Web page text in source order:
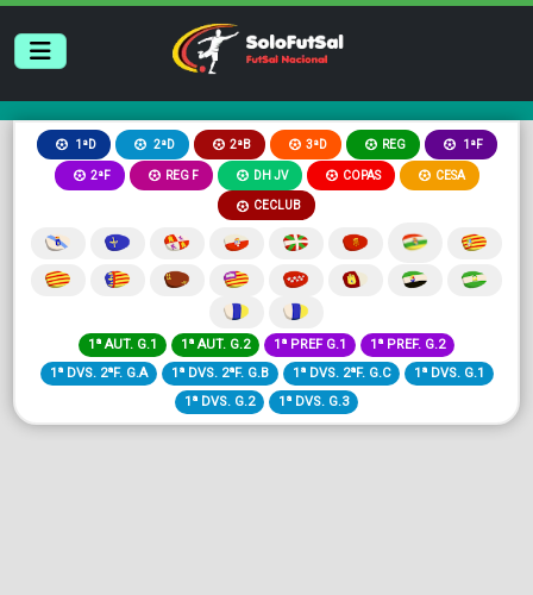
1ªD 2ªD 2ªB 3ªD REG 1ªF
2ªF REG F DH JV COPAS CESA
CECLUB
1ª AUT. G.1 1ª AUT. G.2 1ª PREF G.1
1ª PREF. G.2
1ª DVS. 2ªF. G.A
1ª DVS. 2ªF. G.B 1ª DVS. 2ªF. G.C
1ª DVS. G.1
1ª DVS. G.2
1ª DVS. G.3